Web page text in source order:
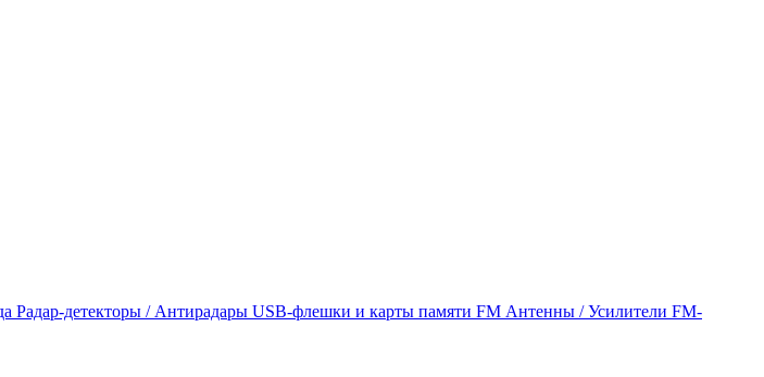
Радар-детекторы / Антирадары USB-флешки и карты памяти FM Антенны / Усилители FM-